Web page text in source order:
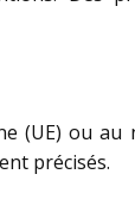
(UE) ou
précisés.